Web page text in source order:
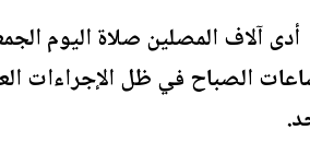
أدى آلاف المصلين صلاة اليوم
الصباح في ظل الإجراءات